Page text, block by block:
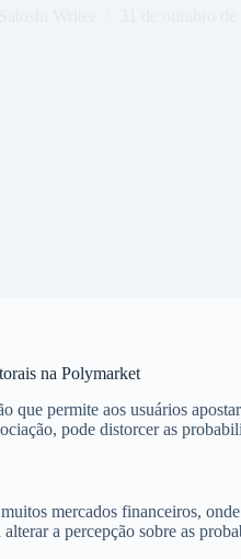
na Polymarket
que permite aos usuários
pode distorcer as
mercados financeiros,
a percepção sobre as